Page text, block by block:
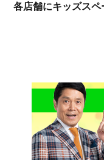
各店舗にキッズスペ